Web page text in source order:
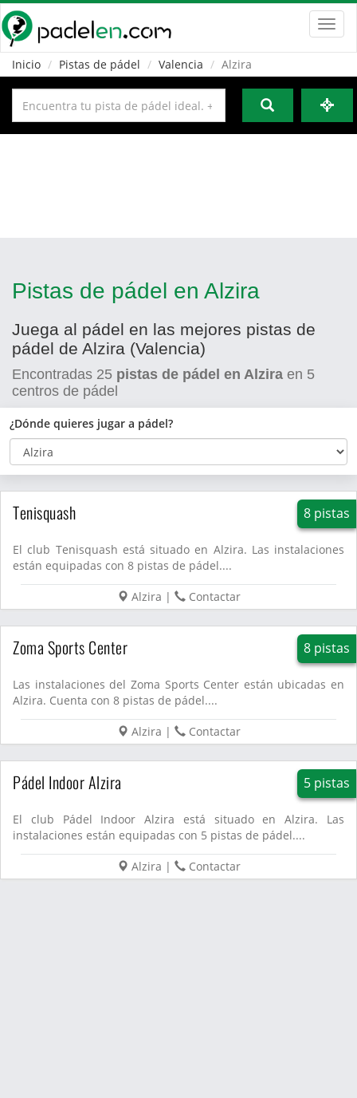
Inicio
Pistas de pádel Valencia Alzira
Pistas de pádel en Alzira
Juega al pádel en las mejores pistas de
pádel de Alzira (Valencia)
Encontradas 25 pistas de pádel en Alzira en 5
centros de pádel
¿Dónde quieres jugar a pádel?
Tenisquash 8 pistas
El club Tenisquash está situado en Alzira. Las instalaciones
están equipadas con 8 pistas de pádel....
Alzira | Contactar
Zoma Sports Center 8 pistas
Las instalaciones del Zoma Sports Center están ubicadas en
Alzira. Cuenta con 8 pistas de pádel....
Alzira | Contactar
Pádel Indoor Alzira 5 pistas
El club Pádel Indoor Alzira está situado en Alzira. Las
instalaciones están equipadas con 5 pistas de pádel....
Alzira | Contactar